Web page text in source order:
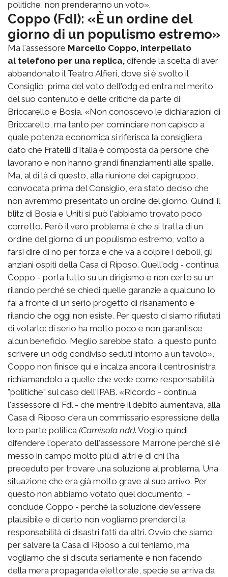
politiche, non prenderanno un voto».
Coppo (FdI): «È un ordine del
giorno di un populismo estremo»
Ma l'assessore Marcello Coppo, interpellato
al telefono per una replica, difende la scelta di aver
abbandonato il Teatro Alfieri, dove si è svolto il
Consiglio, prima del voto dell'odg ed entra nel merito
del suo contenuto e delle critiche da parte di
Briccarello e Bosia. «Non conoscevo le dichiarazioni di
Briccarello, ma tanto per cominciare non capisco a
quale potenza economica si riferisca la consigliera
dato che Fratelli d'Italia è composta da persone che
lavorano e non hanno grandi finanziamenti alle spalle.
Ma, al di là di questo, alla riunione dei capigruppo,
convocata prima del Consiglio, era stato deciso che
non avremmo presentato un ordine del giorno. Quindi il
blitz di Bosia e Uniti si può l'abbiamo trovato poco
corretto. Però il vero problema è che si tratta di un
ordine del giorno di un populismo estremo, volto a
farsi dire di no per forza e che va a colpire i deboli, gli
anziani ospiti della Casa di Riposo. Quell'odg - continua
Coppo - porta tutto su un dirigismo e non certo su un
rilancio perché se chiedi quelle garanzie a qualcuno lo
fai a fronte di un serio progetto di risanamento e
rilancio che oggi non esiste. Per questo ci siamo rifiutati
di votarlo: di serio ha molto poco e non garantisce
alcun beneficio. Meglio sarebbe stato, a questo punto,
scrivere un odg condiviso seduti intorno a un tavolo».
Coppo non finisce qui e incalza ancora il centrosinistra
richiamandolo a quelle che vede come responsabilità
"politiche" sul caso dell'IPAB. «Ricordo - continua
l'assessore di Fdl - che mentre il debito aumentava, alla
Casa di Riposo c'era un commissario espressione della
loro parte politica (Camisola ndr). Voglio quindi
difendere l'operato dell'assessore Marrone perché si è
messo in campo molto più di altri e di chi l'ha
preceduto per trovare una soluzione al problema. Una
situazione che era già molto grave al suo arrivo. Per
questo non abbiamo votato quel documento, -
conclude Coppo - perché la soluzione dev'essere
plausibile e di certo non vogliamo prenderci la
responsabilità di disastri fatti da altri. Ovvio che siamo
per salvare la Casa di Riposo a cui teniamo, ma
vogliamo che si discuta seriamente e non facendo
della mera propaganda elettorale, specie se arriva da